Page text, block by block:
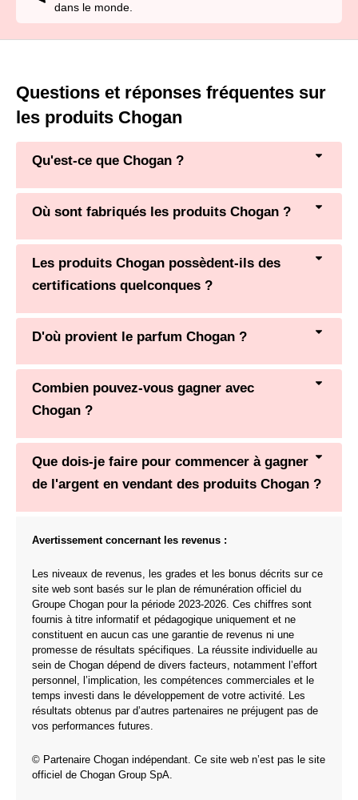
dans le monde.
Questions et réponses fréquentes sur
les produits Chogan
Qu'est-ce que Chogan ?
Où sont fabriqués les produits Chogan ?
Les produits Chogan possèdent-ils des
certifications quelconques ?
D'où provient le parfum Chogan ?
Combien pouvez-vous gagner avec
Chogan ?
Que dois-je faire pour commencer à gagner
de l'argent en vendant des produits Chogan ?
Avertissement concernant les revenus :
Les niveaux de revenus, les grades et les bonus décrits sur ce
site web sont basés sur le plan de rémunération officiel du
Groupe Chogan pour la période 2023-2026. Ces chiffres sont
fournis à titre informatif et pédagogique uniquement et ne
constituent en aucun cas une garantie de revenus ni une
promesse de résultats spécifiques. La réussite individuelle au
sein de Chogan dépend de divers facteurs, notamment l’effort
personnel, l’implication, les compétences commerciales et le
temps investi dans le développement de votre activité. Les
résultats obtenus par d’autres partenaires ne préjugent pas de
vos performances futures.
© Partenaire Chogan indépendant. Ce site web n’est pas le site
officiel de Chogan Group SpA.